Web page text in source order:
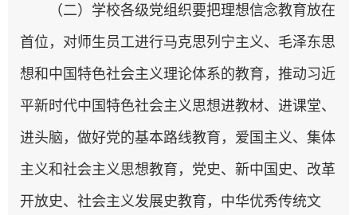
（二）学校各级党组织要把理想信念教育放在
首位，对师生员工进行马克思列宁主义、毛泽东思
想和中国特色社会主义理论体系的教育，推动习近
平新时代中国特色社会主义思想进教材、进课堂、
进头脑，做好党的基本路线教育，爱国主义、集体
主义和社会主义思想教育，党史、新中国史、改革
开放史、社会主义发展史教育，中华优秀传统文